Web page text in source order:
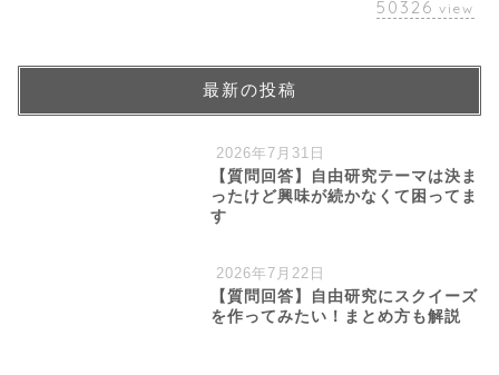
50326 view
最新の投稿
2026年7月31日
【質問回答】自由研究テーマは決ま
ったけど興味が続かなくて困ってま
す
2026年7月22日
【質問回答】自由研究にスクイーズ
を作ってみたい！まとめ方も解説